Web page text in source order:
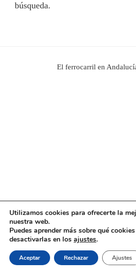
búsqueda.
El ferrocarril en
Utilizamos cookies para ofrecerte la
nuestra web.
Puedes aprender más sobre qué
desactivarlas en los ajustes.
Aceptar Rechazar Ajustes